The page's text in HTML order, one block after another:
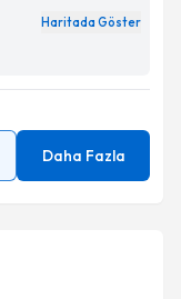
Haritada Göster
Daha Fazla